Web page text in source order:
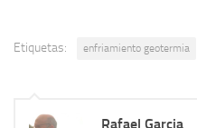
Etiquetas: enfriamiento geotermia
Rafael Garcia